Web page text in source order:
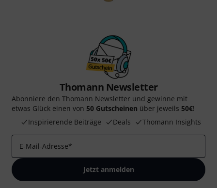
Thomann Newsletter
Abonniere den Thomann Newsletter und gewinne mit
etwas Glück einen von 50 Gutscheinen über jeweils 50€!
Inspirierende Beiträge
Deals Thomann Insights
E-Mail-Adresse*
Jetzt anmelden